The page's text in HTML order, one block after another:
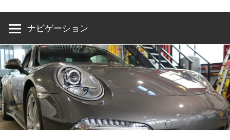
ナビゲーション